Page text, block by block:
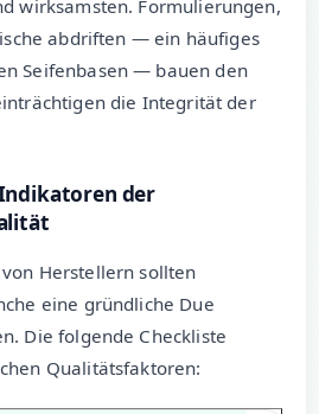
wirksamsten. Formulierungen,
abdriften — ein häufiges
Seifenbasen — bauen den
die Integrität der
der
Herstellern sollten
eine gründliche Due
Die folgende Checkliste
Qualitätsfaktoren: